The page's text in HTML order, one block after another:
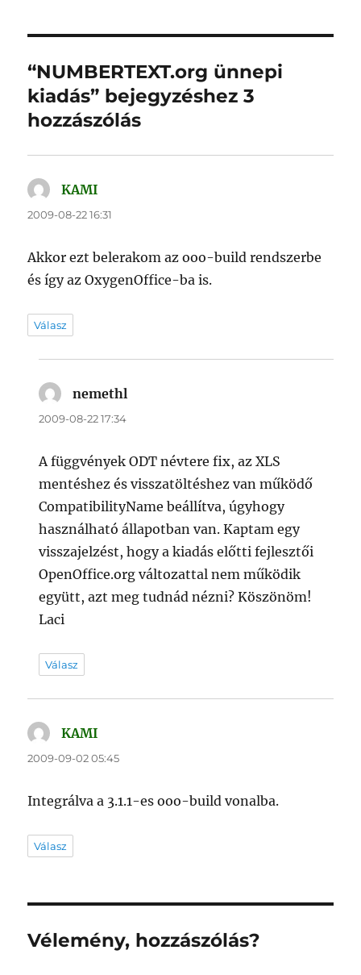
“NUMBERTEXT.org ünnepi
kiadás” bejegyzéshez 3
hozzászólás
KAMI
2009-08-22 16:31
Akkor ezt belerakom az ooo-build rendszerbe
és így az OxygenOffice-ba is.
Válasz
nemethl
2009-08-22 17:34
A függvények ODT névtere fix, az XLS
mentéshez és visszatöltéshez van működő
CompatibilityName beállítva, úgyhogy
használható állapotban van. Kaptam egy
visszajelzést, hogy a kiadás előtti fejlesztői
OpenOffice.org változattal nem működik
együtt, azt meg tudnád nézni? Köszönöm!
Laci
Válasz
KAMI
2009-09-02 05:45
Integrálva a 3.1.1-es ooo-build vonalba.
Válasz
Vélemény, hozzászólás?